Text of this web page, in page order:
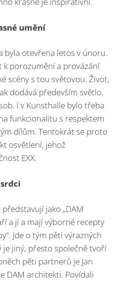
umění
byla otevřena letos v únoru.
k porozumění a provázání
scény s tou světovou. Život,
dodává především světlo.
I v Kunsthalle bylo třeba
funkcionalitu s respektem
dílům. Tentokrát se proto
osvětlení, jehož
EXX.
jako „DAM
a jí a mají výborné recepty
Jde o tým pěti výrazných
je jiný, přesto společně tvoří
pěti partnerů je Jan
DAM architekti. Povídali